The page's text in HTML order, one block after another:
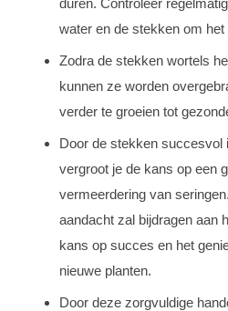
water en de stekken om
Zodra de stekken wortels
kunnen ze worden
verder te groeien tot
Door de stekken succesvol
vergroot je de kans op een
vermeerdering van
aandacht zal bijdragen aan
kans op succes en het
nieuwe planten.
Door deze zorgvuldige